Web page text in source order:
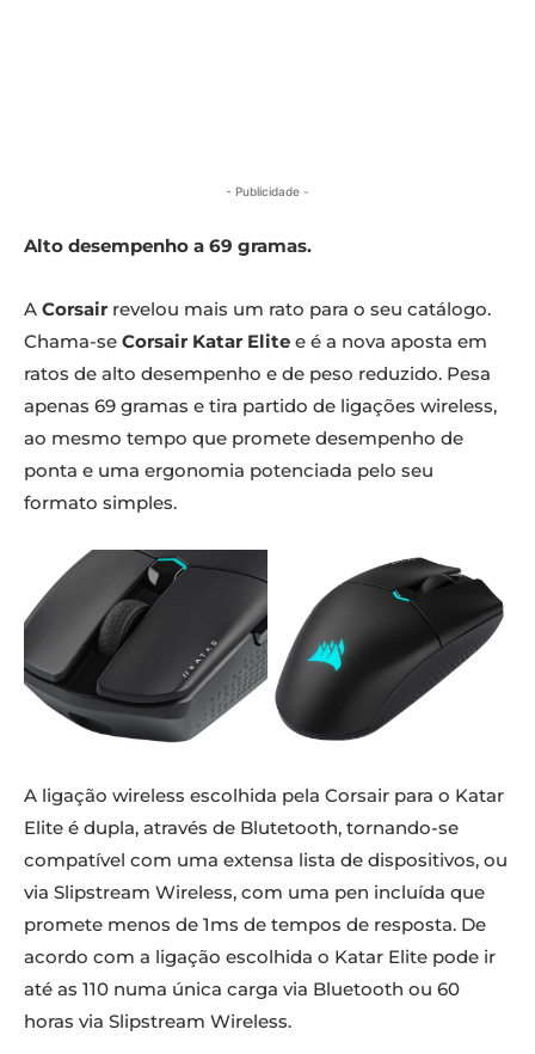
- Publicidade -
Alto desempenho a 69 gramas.
A Corsair revelou mais um rato para o seu catálogo.
Chama-se Corsair Katar Elite e é a nova aposta em
ratos de alto desempenho e de peso reduzido. Pesa
apenas 69 gramas e tira partido de ligações wireless,
ao mesmo tempo que promete desempenho de
ponta e uma ergonomia potenciada pelo seu
formato simples.
A ligação wireless escolhida pela Corsair para o Katar
Elite é dupla, através de Blutetooth, tornando-se
compatível com uma extensa lista de dispositivos, ou
via Slipstream Wireless, com uma pen incluída que
promete menos de 1ms de tempos de resposta. De
acordo com a ligação escolhida o Katar Elite pode ir
até as 110 numa única carga via Bluetooth ou 60
horas via Slipstream Wireless.